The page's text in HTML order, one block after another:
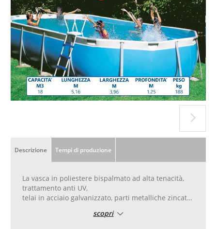
Descrizione Tempi di produzione
La vasca in poliestere bispalmato ad alta tenacità,
trattamento anti UV,
telai in acciaio galvanizzato, parti metalliche zincate
da 20 cm per conferire robustezza e comfort alla
scopri